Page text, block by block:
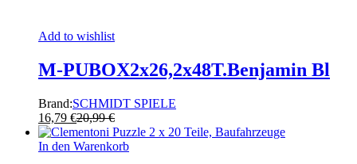
Add to wishlist
M-PUBOX2x26,2x48T.Benjamin Bl
Brand:SCHMIDT SPIELE
16,79 €20,99€
In den Warenkorb